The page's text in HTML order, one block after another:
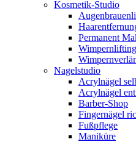
Kosmetik-Studio
Permanent
Wimpernlifting
Nagelstudio
Acrylnägel
Acrylnägel
Barber-Shop
Fingernägel
Fußpflege
Maniküre